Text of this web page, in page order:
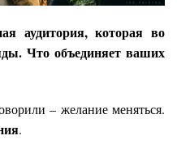
аудитория, которая во
Что объединяет ваших
– желание меняться.
.